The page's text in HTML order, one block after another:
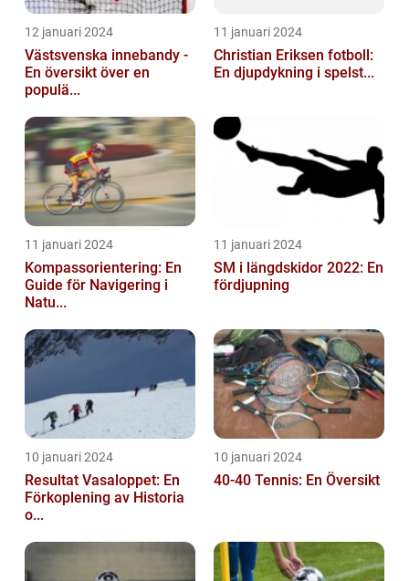
12 januari 2024
Västsvenska innebandy -
En översikt över en
populä...
11 januari 2024
Christian Eriksen fotboll:
En djupdykning i spelst...
11 januari 2024
Kompassorientering: En
Guide för Navigering i
Natu...
11 januari 2024
SM i längdskidor 2022: En
fördjupning
10 januari 2024
Resultat Vasaloppet: En
Förkoplening av Historia
o...
10 januari 2024
40-40 Tennis: En Översikt